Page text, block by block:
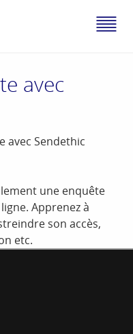
avec
avec Sendethic
une enquête
Apprenez à
son accès,
etc.